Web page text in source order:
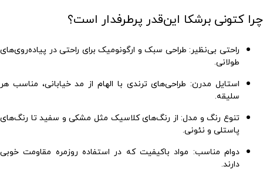
چرا کتونی برشکا این‌قدر پرطرفدار است؟
راحتی بی‌نظیر: طراحی سبک و ارگونومیک برای راحتی در پیاده‌روی‌های
طولانی.
استایل مدرن: طراحی‌های ترندی با الهام از مد خیابانی، مناسب هر
سلیقه.
تنوع رنگ و مدل: از رنگ‌های کلاسیک مثل مشکی و سفید تا رنگ‌های
پاستلی و نئونی.
دوام مناسب: مواد باکیفیت که در استفاده روزمره مقاومت خوبی
دارند.